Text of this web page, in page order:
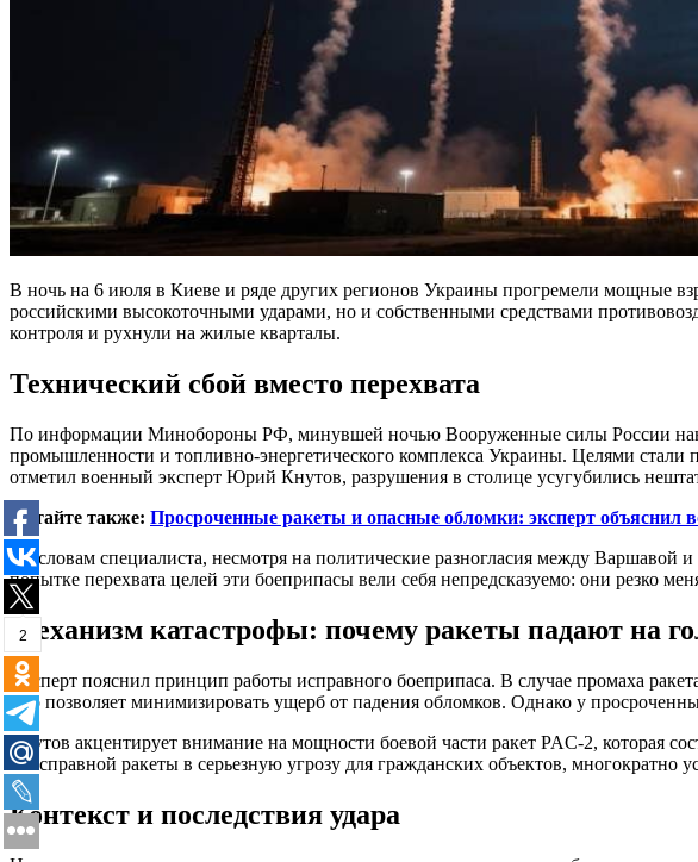
2
В ночь на 6 июля в Киеве и ряде других регионов Украины прогремели мощные
российскими высокоточными ударами, но и собственными средствами
контроля и рухнули на жилые кварталы.
Технический сбой вместо перехвата
По информации Минобороны РФ, минувшей ночью Вооруженные силы России
промышленности и топливно-энергетического комплекса Украины. Целями стали
отметил военный эксперт Юрий Кнутов, разрушения в столице усугубились
Читайте также: Просроченные ракеты и опасные обломки: эксперт
По словам специалиста, несмотря на политические разногласия между
попытке перехвата целей эти боеприпасы вели себя непредсказуемо: они резко
Механизм катастрофы: почему ракеты падают на
Эксперт пояснил принцип работы исправного боеприпаса. В случае промаха
Это позволяет минимизировать ущерб от падения обломков. Однако у
Кнутов акцентирует внимание на мощности боевой части ракет PAC-2, которая
неисправной ракеты в серьезную угрозу для гражданских объектов, многократно
Контекст и последствия удара